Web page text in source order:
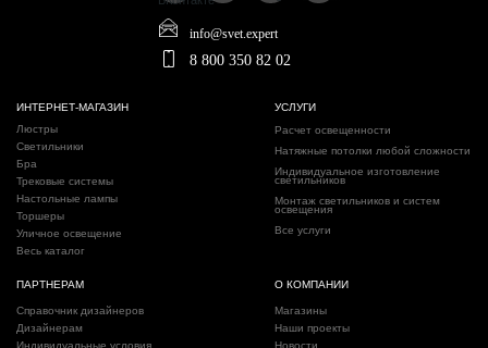
info@svet.expert
8 800 350 82 02
ИНТЕРНЕТ-МАГАЗИН
Люстры
Светильники
Бра
Трековые системы
Настольные лампы
Торшеры
Уличное освещение
Весь каталог
УСЛУГИ
Расчет освещенности
Натяжные потолки любой сложности
Индивидуальное изготовление
светильников
Монтаж светильников и систем
освещения
Все услуги
О КОМПАНИИ
Магазины
Наши проекты
Новости
ПАРТНЕРАМ
Справочник дизайнеров
Дизайнерам
Индивидуальные условия